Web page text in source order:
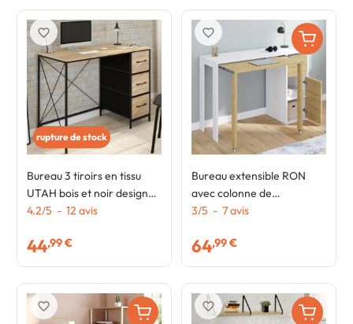
rupture de stock
Bureau 3 tiroirs en tissu
UTAH bois et noir design
industriel
4.2/5 - 12 avis
44,99 €
favorite_border
Bureau extensible RON
avec colonne de
rangement tiroir et
3/5 - 7avis
64,99 €
favorite_border
favorite_border favorite_border